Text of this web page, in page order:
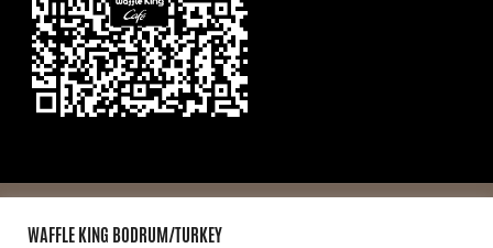
© Telif hakkı2026WAFFLE KİNG BODRUM
WAFFLE KING BODRUM/TURKEY